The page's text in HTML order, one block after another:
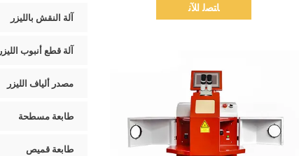
آلة النقش بالليزر
آلة قطع أنبوب الليزر
مصدر ألياف الليزر
طابعة مسطحة
طابعة قميص
ﺎﺘﺼﻟ ﺍﻶﻧ